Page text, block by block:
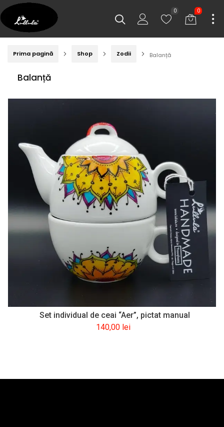
0
0
Prima pagină Shop Zodii Balanță
Balanță
Set individual de ceai “Aer”, pictat manual
140,00 lei